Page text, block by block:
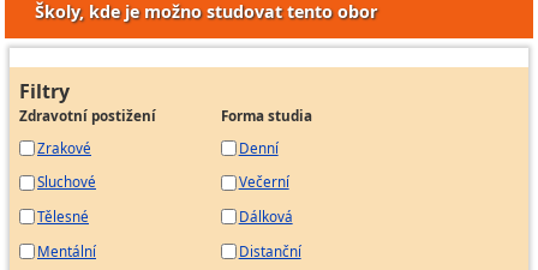
Školy, kde je možno studovat tento obor
Filtry
Zdravotní postižení
Zrakové
Sluchové
Tělesné
Mentální
Forma studia
Denní
Večerní
Dálková
Distanční